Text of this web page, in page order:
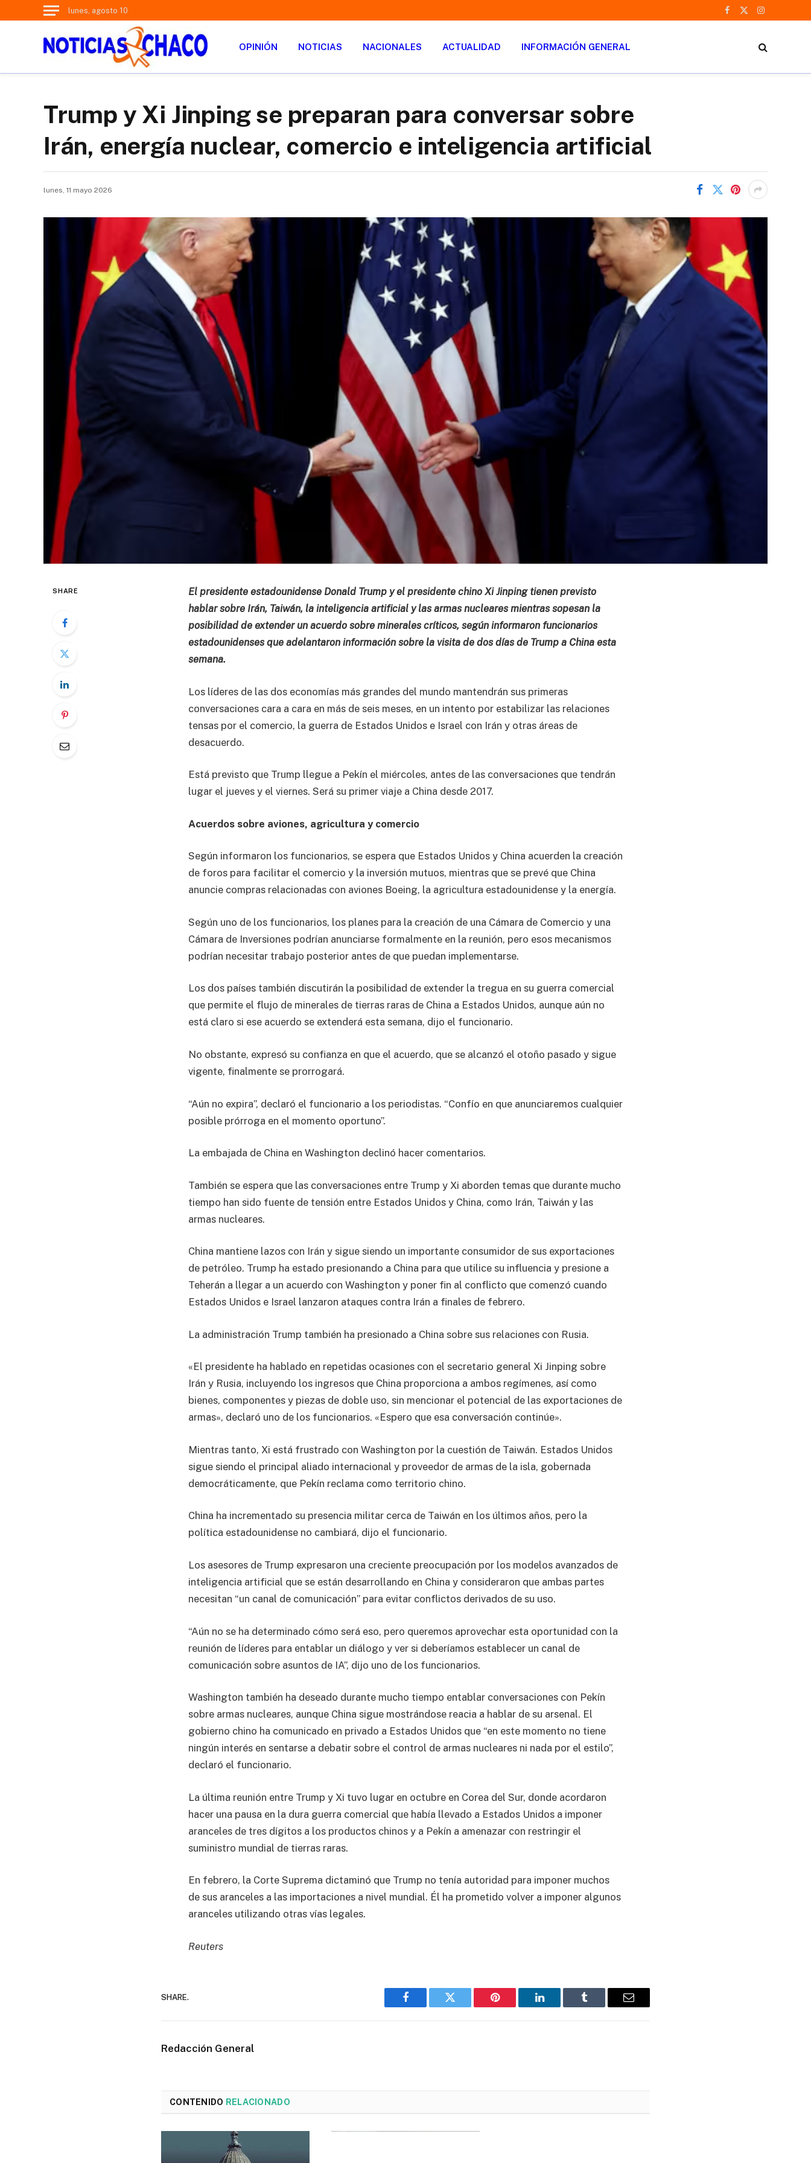
lunes, agosto 10
Facebook
X
Instagram
OPINIÓN NOTICIAS NACIONALES ACTUALIDAD INFORMACIÓN GENERAL
Trump y Xi Jinping se preparan para conversar sobre
Irán, energía nuclear, comercio e inteligencia artificial
lunes, 11 mayo 2026
SHARE
El presidente estadounidense Donald Trump y el presidente chino Xi Jinping tienen previsto
hablar sobre Irán, Taiwán, la inteligencia artificial y las armas nucleares mientras sopesan la
posibilidad de extender un acuerdo sobre minerales críticos, según informaron funcionarios
estadounidenses que adelantaron información sobre la visita de dos días de Trump a China esta
semana.
Los líderes de las dos economías más grandes del mundo mantendrán sus primeras
conversaciones cara a cara en más de seis meses, en un intento por estabilizar las relaciones
tensas por el comercio, la guerra de Estados Unidos e Israel con Irán y otras áreas de
desacuerdo.
Está previsto que Trump llegue a Pekín el miércoles, antes de las conversaciones que tendrán
lugar el jueves y el viernes. Será su primer viaje a China desde 2017.
Acuerdos sobre aviones, agricultura y comercio
Según informaron los funcionarios, se espera que Estados Unidos y China acuerden la creación
de foros para facilitar el comercio y la inversión mutuos, mientras que se prevé que China
anuncie compras relacionadas con aviones Boeing, la agricultura estadounidense y la energía.
Según uno de los funcionarios, los planes para la creación de una Cámara de Comercio y una
Cámara de Inversiones podrían anunciarse formalmente en la reunión, pero esos mecanismos
podrían necesitar trabajo posterior antes de que puedan implementarse.
Los dos países también discutirán la posibilidad de extender la tregua en su guerra comercial
que permite el flujo de minerales de tierras raras de China a Estados Unidos, aunque aún no
está claro si ese acuerdo se extenderá esta semana, dijo el funcionario.
No obstante, expresó su confianza en que el acuerdo, que se alcanzó el otoño pasado y sigue
vigente, finalmente se prorrogará.
“Aún no expira”, declaró el funcionario a los periodistas. “Confío en que anunciaremos cualquier
posible prórroga en el momento oportuno”.
La embajada de China en Washington declinó hacer comentarios.
También se espera que las conversaciones entre Trump y Xi aborden temas que durante mucho
tiempo han sido fuente de tensión entre Estados Unidos y China, como Irán, Taiwán y las
armas nucleares.
China mantiene lazos con Irán y sigue siendo un importante consumidor de sus exportaciones
de petróleo. Trump ha estado presionando a China para que utilice su influencia y presione a
Teherán a llegar a un acuerdo con Washington y poner fin al conflicto que comenzó cuando
Estados Unidos e Israel lanzaron ataques contra Irán a finales de febrero.
La administración Trump también ha presionado a China sobre sus relaciones con Rusia.
«El presidente ha hablado en repetidas ocasiones con el secretario general Xi Jinping sobre
Irán y Rusia, incluyendo los ingresos que China proporciona a ambos regímenes, así como
bienes, componentes y piezas de doble uso, sin mencionar el potencial de las exportaciones de
armas», declaró uno de los funcionarios. «Espero que esa conversación continúe».
Mientras tanto, Xi está frustrado con Washington por la cuestión de Taiwán. Estados Unidos
sigue siendo el principal aliado internacional y proveedor de armas de la isla, gobernada
democráticamente, que Pekín reclama como territorio chino.
China ha incrementado su presencia militar cerca de Taiwán en los últimos años, pero la
política estadounidense no cambiará, dijo el funcionario.
Los asesores de Trump expresaron una creciente preocupación por los modelos avanzados de
inteligencia artificial que se están desarrollando en China y consideraron que ambas partes
necesitan “un canal de comunicación” para evitar conflictos derivados de su uso.
“Aún no se ha determinado cómo será eso, pero queremos aprovechar esta oportunidad con la
reunión de líderes para entablar un diálogo y ver si deberíamos establecer un canal de
comunicación sobre asuntos de IA”, dijo uno de los funcionarios.
Washington también ha deseado durante mucho tiempo entablar conversaciones con Pekín
sobre armas nucleares, aunque China sigue mostrándose reacia a hablar de su arsenal. El
gobierno chino ha comunicado en privado a Estados Unidos que “en este momento no tiene
ningún interés en sentarse a debatir sobre el control de armas nucleares ni nada por el estilo”,
declaró el funcionario.
La última reunión entre Trump y Xi tuvo lugar en octubre en Corea del Sur, donde acordaron
hacer una pausa en la dura guerra comercial que había llevado a Estados Unidos a imponer
aranceles de tres dígitos a los productos chinos y a Pekín a amenazar con restringir el
suministro mundial de tierras raras.
En febrero, la Corte Suprema dictaminó que Trump no tenía autoridad para imponer muchos
de sus aranceles a las importaciones a nivel mundial. Él ha prometido volver a imponer algunos
aranceles utilizando otras vías legales.
Reuters
SHARE.
Facebook Twitter Pinterest LinkedIn Tumblr Email
Redacción General
CONTENIDO RELACIONADO